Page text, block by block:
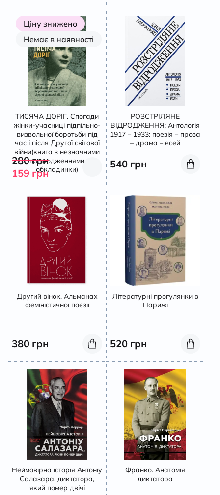
Ціну знижено
Немає в наявності
ТИСЯЧА ДОРІГ. Спогади
жінки-учасниці підпільно-
визвольної боротьби під
час і після Другої світової
війни(книга з незначними
пошкодженнями
обкладинки)
280грн
159 грн
РОЗСТРІЛЯНЕ
ВІДРОДЖЕННЯ: Антологія
1917 – 1933: поезія – проза
– драма – есей
540 грн
Другий вінок. Альманах
феміністичної поезії
380 грн
Літературні прогулянки в
Парижі
520 грн
Неймовірна історія Антоніу
Салазара, диктатора,
який помер двічі
Франко. Анатомія
диктатора